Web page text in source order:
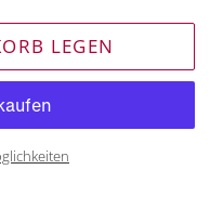
LEGEN